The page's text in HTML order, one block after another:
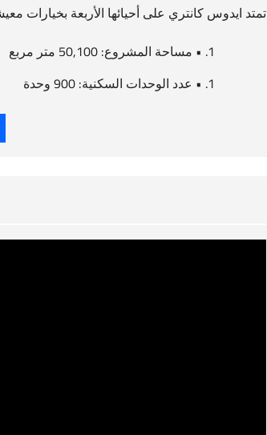
تمتد ايدوس كانتري على أحيائها الأربعة
• مساحة المشروع: 50,100 متر مربع
• عدد الوحدات السكنية: 900 وحدة